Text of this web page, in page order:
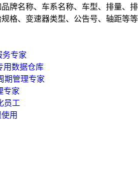
牌名称、车系名称、车型、排量、排
格、变速器类型、公告号、轴距等等
务专家
用数据仓库
期管理专家
专家
员工
用